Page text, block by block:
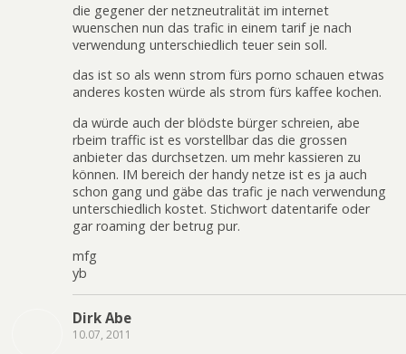
die gegener der netzneutralität im internet
wuenschen nun das trafic in einem tarif je nach
verwendung unterschiedlich teuer sein soll.
das ist so als wenn strom fürs porno schauen etwas
anderes kosten würde als strom fürs kaffee kochen.
da würde auch der blödste bürger schreien, abe
rbeim traffic ist es vorstellbar das die grossen
anbieter das durchsetzen. um mehr kassieren zu
können. IM bereich der handy netze ist es ja auch
schon gang und gäbe das trafic je nach verwendung
unterschiedlich kostet. Stichwort datentarife oder
gar roaming der betrug pur.
mfg
yb
Dirk Abe
10.07, 2011